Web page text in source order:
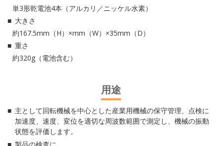
単3形乾電池4本（アルカリ／ニッケル水素）
大きさ
約167.5mm（H）×mm（W）×35mm（D）
重さ
約320g（電池含む）
用途
主として回転機械を中心とした産業用機械の保守管理、点検に
加速度、速度、変位を適切な周波数範囲で測定し、機械の振動
状態を評価します。